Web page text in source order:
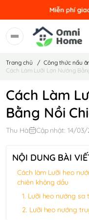
Trang chủ / Công thức nấu
Cách Làm Lưỡi Lợn Nướng
Cách Làm
Bằng Nồi
Thu Hà Cập nhật: 14/03/
NỘI DUNG BÀI
Cách làm Lưỡi heo
chiên không dầu
1. Lưỡi heo nướng
2. Lưỡi heo nướng